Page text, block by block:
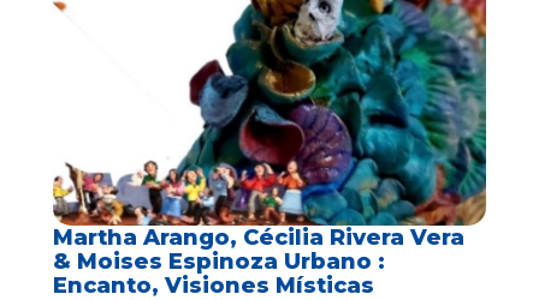
Martha Arango, Cécilia Rivera Vera
& Moises Espinoza Urbano :
Encanto, Visiones Místicas